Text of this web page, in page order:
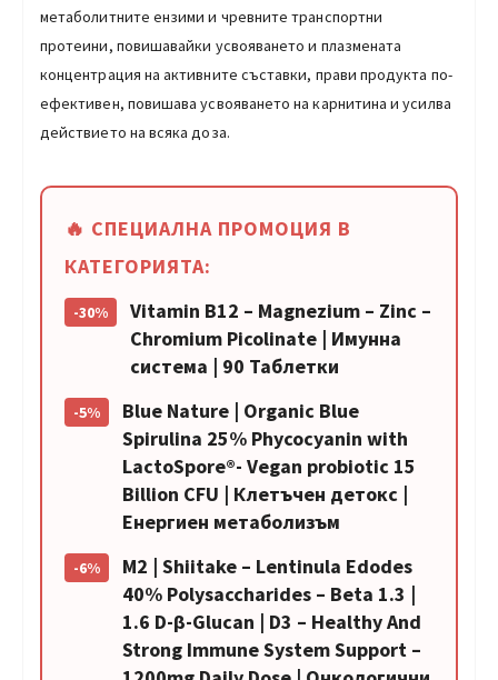
метаболитните ензими и чревните транспортни
протеини, повишавайки усвояването и плазмената
концентрация на активните съставки, прави продукта по-
ефективен, повишава усвояването на карнитина и усилва
действието на всяка доза.
🔥 СПЕЦИАЛНА ПРОМОЦИЯ В
КАТЕГОРИЯТА:
-30%
Vitamin B12 – Magnezium – Zinc –
Chromium Picolinate | Имунна
система | 90 Таблетки
-5%
Blue Nature | Organic Blue
Spirulina 25% Phycocyanin with
LactoSpore®- Vegan probiotic 15
Billion CFU | Клетъчен детокс |
Енергиен метаболизъм
-6%
M2 | Shiitake – Lentinula Edodes
40% Polysaccharides – Beta 1.3 |
1.6 D-β-Glucan | D3 – Healthy And
Strong Immune System Support –